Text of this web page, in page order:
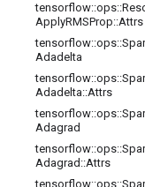
tensorflow::ops::
ApplyRMSProp::Attrs
tensorflow::ops::
Adadelta
tensorflow::ops::
Adadelta::Attrs
tensorflow::ops::
Adagrad
tensorflow::ops::
Adagrad ::Attrs
tensorflow::ops::